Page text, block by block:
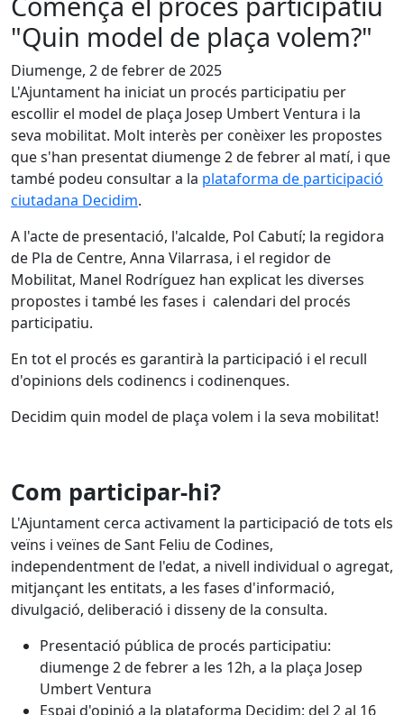
"Quin model de plaça volem?"
Diumenge, 2 de febrer de 2025
L'Ajuntament ha iniciat un procés participatiu per
escollir el model de plaça Josep Umbert Ventura i la
seva mobilitat. Molt interès per conèixer les propostes
que s'han presentat diumenge 2 de febrer al matí, i que
també podeu consultar a la plataforma de participació
ciutadana Decidim.
A l'acte de presentació, l'alcalde, Pol Cabutí; la regidora
de Pla de Centre, Anna Vilarrasa, i el regidor de
Mobilitat, Manel Rodríguez han explicat les diverses
propostes i també les fases i calendari del procés
participatiu.
En tot el procés es garantirà la participació i el recull
d'opinions dels codinencs i codinenques.
Decidim quin model de plaça volem i la seva mobilitat!
Com participar-hi?
L'Ajuntament cerca activament la participació de tots els
veïns i veïnes de Sant Feliu de Codines,
independentment de l'edat, a nivell individual o agregat,
mitjançant les entitats, a les fases d'informació,
divulgació, deliberació i disseny de la consulta.
Presentació pública de procés participatiu:
diumenge 2 de febrer a les 12h, a la plaça Josep
Umbert Ventura
Espai d'opinió a la plataforma Decidim: del 2 al 16